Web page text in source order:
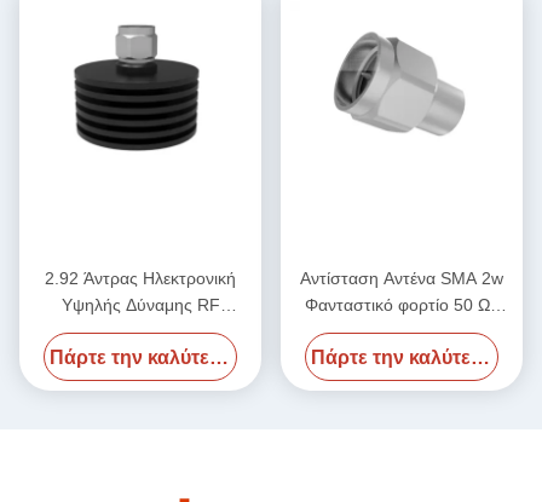
2.92 Άντρας Ηλεκτρονική
Υψηλής Δύναμης RF
Φανταστικό φορτίο 50 Ωμ
DC-40GHz 20W Πάρτε την καλύτερη τιμή
Αντίσταση Αντένα SMA 2w
Φανταστικό φορτίο 50 Ωμ
2,4Male 50GHz
Πάρτε την καλύτερη τιμή